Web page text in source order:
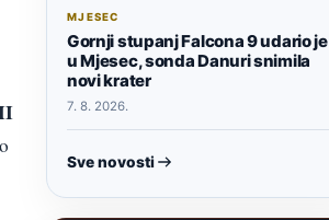
MJESEC
Gornji stupanj Falcona 9 udario je
u Mjesec, sonda Danuri snimila
novi krater
7. 8. 2026.
Sve novosti